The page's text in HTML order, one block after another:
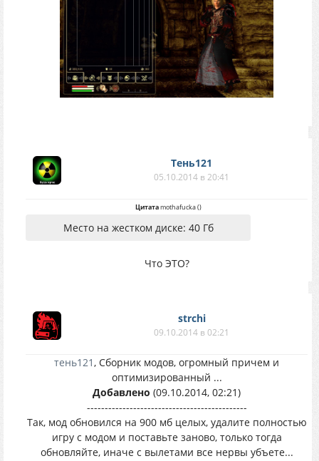
Тень121
05.10.2014 в 20:41
Цитатаmothafucka()
Место на жестком диске: 40 Гб
Что ЭТО?
strchi
09.10.2014 в 02:21
тень121, Сборник модов, огромный причем и
оптимизированный ...
Добавлено (09.10.2014, 02:21)
---------------------------------------------
Так, мод обновился на 900 мб целых, удалите полностью
игру с модом и поставьте заново, только тогда
обновляйте, иначе с вылетами все нервы убъете...